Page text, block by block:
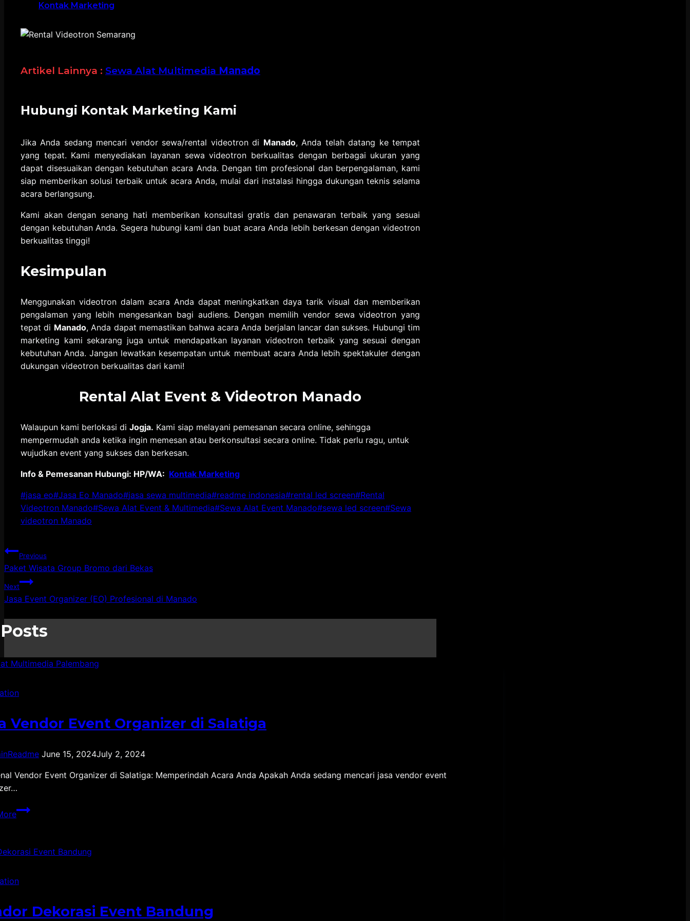
Kontak Marketing
Artikel Lainnya : Sewa Alat Multimedia Manado
Hubungi Kontak Marketing Kami
Jika Anda sedang mencari vendor sewa/rental videotron di Manado, Anda telah datang ke tempat
yang tepat. Kami menyediakan layanan sewa videotron berkualitas dengan berbagai ukuran yang
dapat disesuaikan dengan kebutuhan acara Anda. Dengan tim profesional dan berpengalaman, kami
siap memberikan solusi terbaik untuk acara Anda, mulai dari instalasi hingga dukungan teknis selama
acara berlangsung.
Kami akan dengan senang hati memberikan konsultasi gratis dan penawaran terbaik yang sesuai
dengan kebutuhan Anda. Segera hubungi kami dan buat acara Anda lebih berkesan dengan videotron
berkualitas tinggi!
Kesimpulan
Menggunakan videotron dalam acara Anda dapat meningkatkan daya tarik visual dan memberikan
pengalaman yang lebih mengesankan bagi audiens. Dengan memilih vendor sewa videotron yang
tepat di Manado, Anda dapat memastikan bahwa acara Anda berjalan lancar dan sukses. Hubungi tim
marketing kami sekarang juga untuk mendapatkan layanan videotron terbaik yang sesuai dengan
kebutuhan Anda. Jangan lewatkan kesempatan untuk membuat acara Anda lebih spektakuler dengan
dukungan videotron berkualitas dari kami!
Rental Alat Event & Videotron Manado
Walaupun kami berlokasi di Jogja. Kami siap melayani pemesanan secara online, sehingga
mempermudah anda ketika ingin memesan atau berkonsultasi secara online. Tidak perlu ragu, untuk
wujudkan event yang sukses dan berkesan.
Info & Pemesanan Hubungi: HP/WA: Kontak Marketing
Post
Tags:
#jasa eo#Jasa Eo Manado#jasa sewa multimedia#readme indonesia#rental led screen#Rental
Videotron Manado#Sewa Alat Event & Multimedia#Sewa Alat Event Manado#sewa led screen#Sewa
videotron Manado
Post
navigation
Previous
Paket Wisata Group Bromo dari Bekas
Next
Jasa Event Organizer (EO) Profesional di Manado
Vendor Event Organizer di Salatiga
June 15, 2024July 2, 2024
Vendor Event Organizer di Salatiga: Memperindah Acara Anda Apakah Anda sedang mencari jasa vendor event
Jasa
Vendor
Organizer
Dekorasi Event Bandung